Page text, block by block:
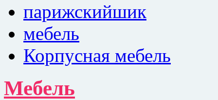
парижскийшик
мебель
Корпусная мебель
Мебель